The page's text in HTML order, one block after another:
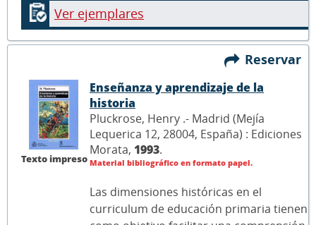
Ver ejemplares
Reservar
Texto impreso
Enseñanza y aprendizaje de la
historia
Pluckrose, Henry .- Madrid (Mejía
Lequerica 12, 28004, España) : Ediciones
Morata, 1993.
Material bibliográfico en formato papel.
Las dimensiones históricas en el
curriculum de educación primaria tienen